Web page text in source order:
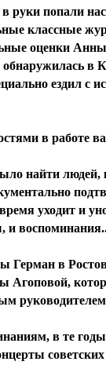
в руки попали
классные
оценки
обнаружилась в
ездил с
в работе
найти людей,
уходит и
и
Герман в
Агоповой,
в те